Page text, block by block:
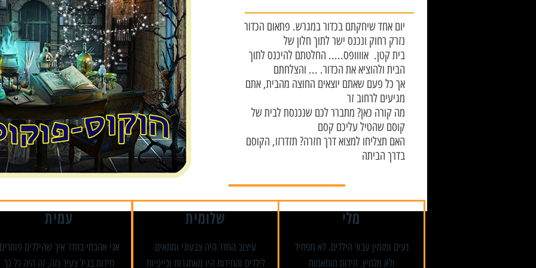
נזרק רחוק ונכנס ישר לתוך חלון של
בית קטן. אוווופס..... החלטתם להיכנס לתוך
הבית ולהוציא את הכדור. ... והצלחתם
אך כל פעם שאתם יוצאים החוצה מהבית, אתם
מגיעים לרחוב זר
מה קורה כאן? מתברר לכם שנכנסת לבית של
קוסם שהטיל עליכם קסם
האם תצליחו למצוא דרך חזרה? תזדרזו, הקוסם
בדרך הביתה
עמית
​אני אהבתי בחדר איך שהילדים פותרים
חידות בגיל צעיר כזה, זה היה כל כך
שלומית
עיצוב החדר היה צבעוני ומתאים
לילדים והחידות היו מאתגרות וכייפיות
מלי
נעים ומזמין עבור הילדים. לא מפחיד
ולא מלחיץ. חידות מותאמות